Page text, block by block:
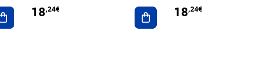
Ajouter au panier
18,24€ Ajouter au panier
18,24€